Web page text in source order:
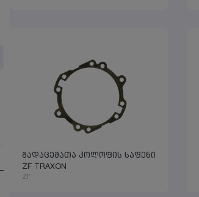
გადაცემათა კოლოფის საფენი
ZF TRAXON
ZF